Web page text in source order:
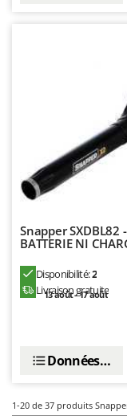
Snapper
BATTERIE NI
Disponibilité:2
Livraison gratuite
13 août - 17 août
Données
1-20 de 37 produits